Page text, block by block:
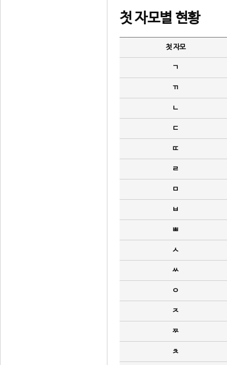
첫 자모별 현황
첫 자모
ㄱ
ㄲ
ㄴ
ㄷ
ㄸ
ㄹ
ㅁ
ㅂ
ㅃ
ㅅ
ㅆ
ㅇ
ㅈ
ㅉ
ㅊ